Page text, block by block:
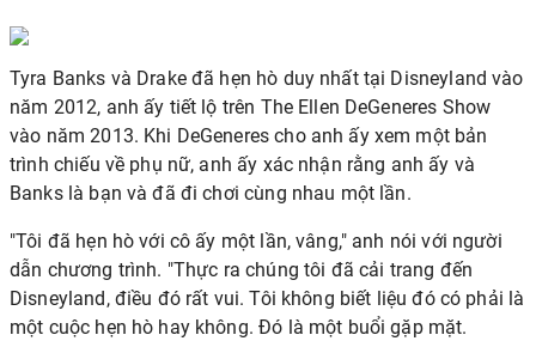
Tyra Banks và Drake đã hẹn hò duy nhất tại Disneyland vào
năm 2012, anh ấy tiết lộ trên The Ellen DeGeneres Show
vào năm 2013. Khi DeGeneres cho anh ấy xem một bản
trình chiếu về phụ nữ, anh ấy xác nhận rằng anh ấy và
Banks là bạn và đã đi chơi cùng nhau một lần.
"Tôi đã hẹn hò với cô ấy một lần, vâng," anh nói với người
dẫn chương trình. "Thực ra chúng tôi đã cải trang đến
Disneyland, điều đó rất vui. Tôi không biết liệu đó có phải là
một cuộc hẹn hò hay không. Đó là một buổi gặp mặt.